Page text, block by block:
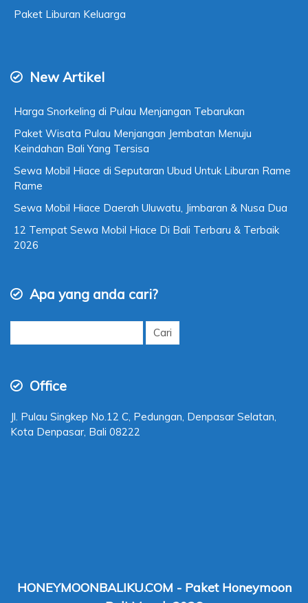
Paket Liburan Keluarga
New Artikel
Harga Snorkeling di Pulau Menjangan Tebarukan
Paket Wisata Pulau Menjangan Jembatan Menuju
Keindahan Bali Yang Tersisa
Sewa Mobil Hiace di Seputaran Ubud Untuk Liburan Rame
Rame
Sewa Mobil Hiace Daerah Uluwatu, Jimbaran & Nusa Dua
12 Tempat Sewa Mobil Hiace Di Bali Terbaru & Terbaik
2026
Apa yang anda cari?
Cari
Office
Jl. Pulau Singkep No.12 C, Pedungan, Denpasar Selatan,
Kota Denpasar, Bali 08222
HONEYMOONBALIKU.COM - Paket Honeymoon